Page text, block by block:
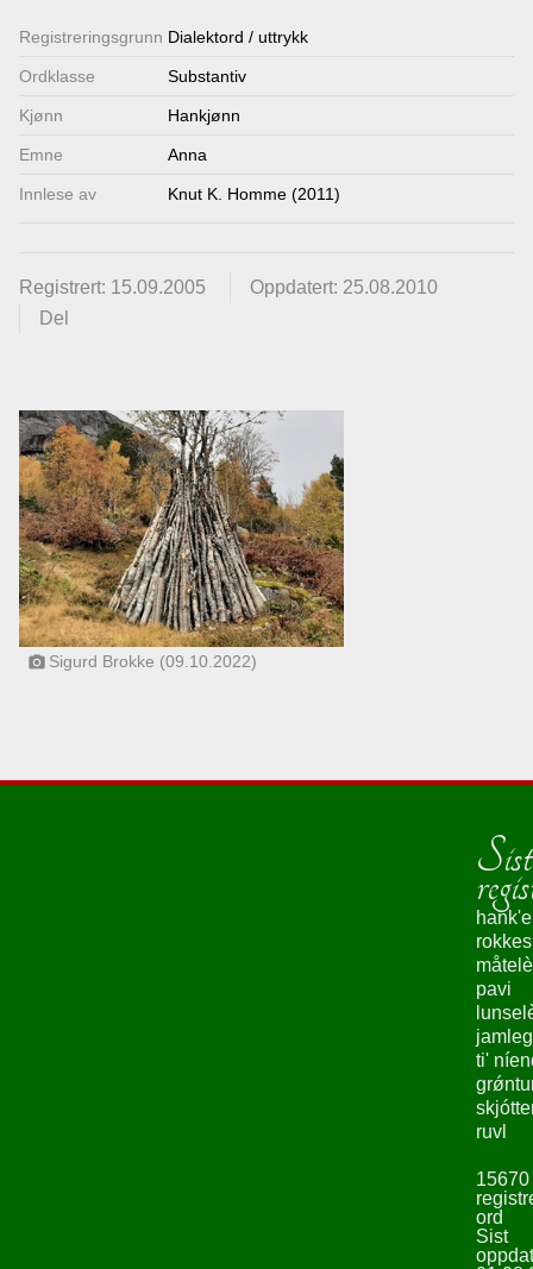
Registrerings­grunn Dialektord / uttrykk
Ordklasse Substantiv
Kjønn Hankjønn
Emne Anna
Innlese av Knut K. Homme (2011)
Registrert: 15.09.2005
Oppdatert: 25.08.2010
Del
photo_camera Sigurd Brokke (09.10.2022)
hank'e
pavi
ti'
ruvl
15670
ord
Sist